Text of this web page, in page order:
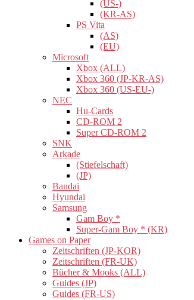
(US-)
(KR-AS)
PS Vita
(AS)
(EU)
Microsoft
Xbox (ALL)
Xbox 360 (JP-KR-AS)
Xbox 360 (US-EU-)
NEC
Hu-Cards
CD-ROM 2
Super CD-ROM 2
SNK
Arkade
(Stiefelschaft)
(JP)
Bandai
Hyundai
Samsung
Gam Boy *
Super-Gam Boy * (KR)
Games on Paper
Zeitschriften (JP-KOR)
Zeitschriften (FR-UK)
Bücher & Mooks (ALL)
Guides (JP)
Guides (FR-US)